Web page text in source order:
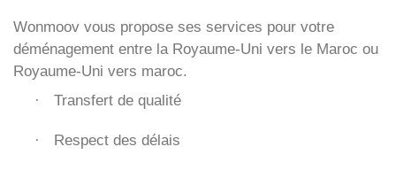
Wonmoov vous propose ses services pour votre
déménagement entre la Royaume-Uni vers le Maroc ou
Royaume-Uni vers maroc.
· Transfert de qualité
· Respect des délais